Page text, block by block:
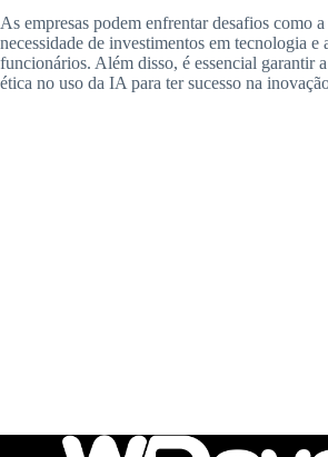
As empresas podem enfrentar desafios como
necessidade de investimentos em tecnologia e
funcionários. Além disso, é essencial garantir
ética no uso da IA para ter sucesso na